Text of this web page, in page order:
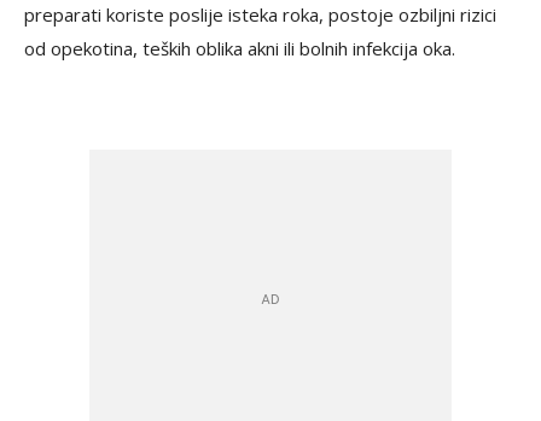
preparati koriste poslije isteka roka, postoje ozbiljni rizici
od opekotina, teških oblika akni ili bolnih infekcija oka.